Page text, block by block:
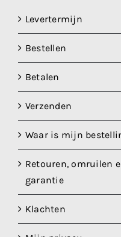
Levertermijn
Bestellen
Betalen
Verzenden
Waar is mijn
Retouren, omruilen
garantie
Klachten